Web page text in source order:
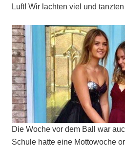
Luft! Wir lachten viel und
Die Woche vor dem Ball war
Schule hatte eine Mottowoche